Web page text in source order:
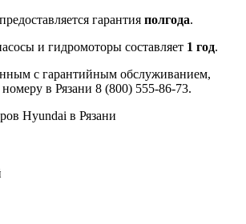
гарантия полгода.
и гидромоторы составляет 1 год.
с гарантийным обслуживанием,
в Рязани 8 (800) 555-86-73.
Hyundai в Рязани